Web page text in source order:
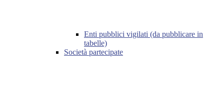
Enti pubblici vigilati (da pubblicare in
tabelle)
Società partecipate